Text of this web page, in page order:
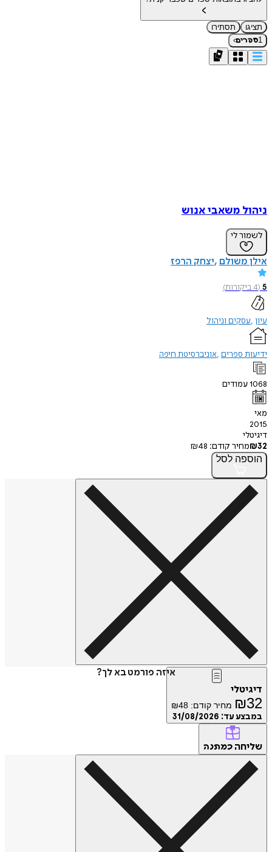
תציגו
תסתירו
1ספרים›
ניהול משאבי אנוש
לשמור לי
אילן משולם יצחק הרפז
5
(
4ביקורות)
עיון עסקים וניהול
ידיעות ספרים אוניברסיטת חיפה
1068עמודים
מאי
2015
דיגיטלי
₪32 מחיר קודם: ₪48
הוספה לסל
איזה פורמט בא לך?
דיגיטלי
₪32 מחיר קודם: ₪48
במבצע עד: 31/08/2026
שליחה כמתנה